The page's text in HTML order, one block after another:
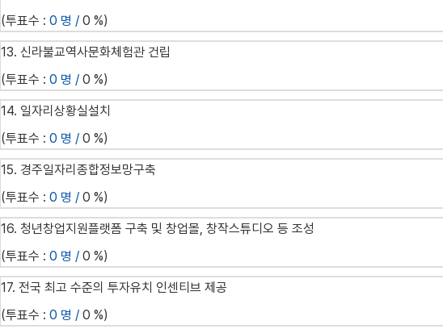
(투표수 : 0 명 /0 %)
13. 신라불교역사문화체험관 건립
(투표수 : 0 명 /0 %)
14. 일자리상황실설치
(투표수 : 0 명 /0 %)
15. 경주일자리종합정보망구축
(투표수 : 0 명 /0 %)
16. 청년창업지원플랫폼 구축 및 창업몰, 창작스튜디오 등 조성
(투표수 : 0 명 /0 %)
17. 전국 최고 수준의 투자유치 인센티브 제공
(투표수 : 0 명 /0 %)